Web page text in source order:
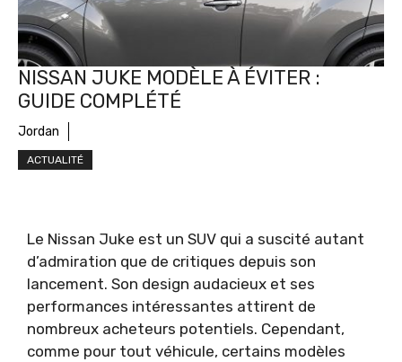
NISSAN JUKE MODÈLE À ÉVITER :
GUIDE COMPLÉTÉ
Jordan
ACTUALITÉ
Le Nissan Juke est un SUV qui a suscité autant
d’admiration que de critiques depuis son
lancement. Son design audacieux et ses
performances intéressantes attirent de
nombreux acheteurs potentiels. Cependant,
comme pour tout véhicule, certains modèles